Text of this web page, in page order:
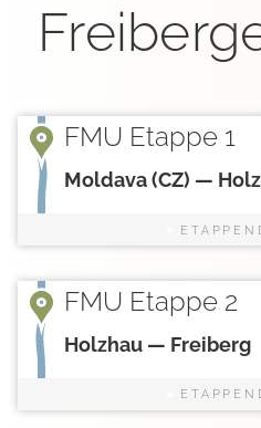
FMU Etappe 1
Moldava (CZ) —
FMU Etappe 2
Holzhau — Freiberg